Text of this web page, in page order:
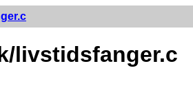
livstidsfanger.c